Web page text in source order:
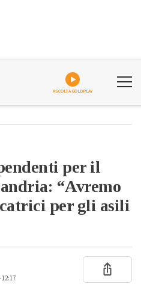
ASCOLTA GOLDPLAY
per il
“Avremo
per gli asili
12:17